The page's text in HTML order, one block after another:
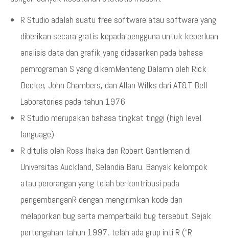
R Studio adalah suatu free software atau software yang
diberikan secara gratis kepada pengguna untuk keperluan
analisis data dan grafik yang didasarkan pada bahasa
pemrograman S yang dikemMenteng Dalamn oleh Rick
Becker, John Chambers, dan Allan Wilks dari AT&T Bell
Laboratories pada tahun 1976
R Studio merupakan bahasa tingkat tinggi (high level
language)
R ditulis oleh Ross Ihaka dan Robert Gentleman di
Universitas Auckland, Selandia Baru. Banyak kelompok
atau perorangan yang telah berkontribusi pada
pengembanganR dengan mengirimkan kode dan
melaporkan bug serta memperbaiki bug tersebut. Sejak
pertengahan tahun 1997, telah ada grup inti R (“R